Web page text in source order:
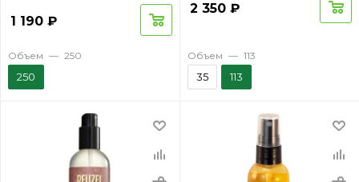
1 190 ₽
Объем — 250
250
2 350 ₽
Объем — 113
35 113